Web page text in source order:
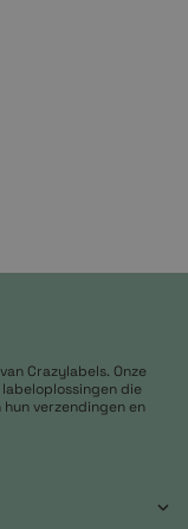
Crazylabels. Onze
die
verzendingen en